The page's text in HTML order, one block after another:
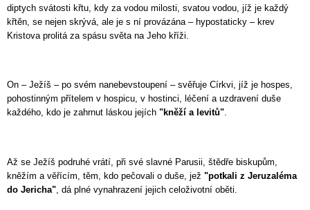
diptych svátosti křtu, kdy za vodou milosti, svatou vodou, jíž je každý
křtěn, se nejen skrývá, ale je s ní provázána – hypostaticky – krev
Kristova prolitá za spásu světa na Jeho kříži.
On – Ježíš – po svém nanebevstoupení – svěřuje Církvi, jíž je hospes,
pohostinným přítelem v hospicu, v hostinci, léčení a uzdravení duše
každého, kdo je zahrnut láskou jejích "kněží a levitů".
Až se Ježíš podruhé vrátí, při své slavné Parusii, štědře biskupům,
kněžím a věřícím, těm, kdo pečovali o duše, jež "potkali z Jeruzaléma
do Jericha", dá plné vynahrazení jejich celoživotní oběti.